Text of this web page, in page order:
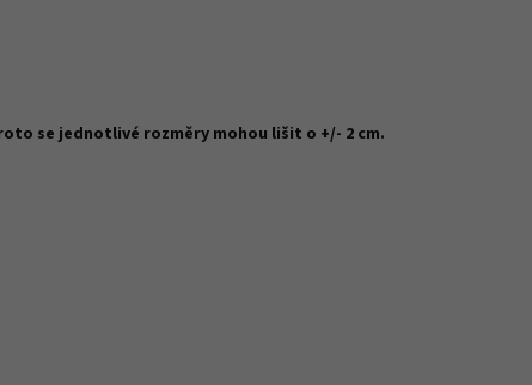
se jednotlivé rozměry mohou lišit o +/- 2 cm.